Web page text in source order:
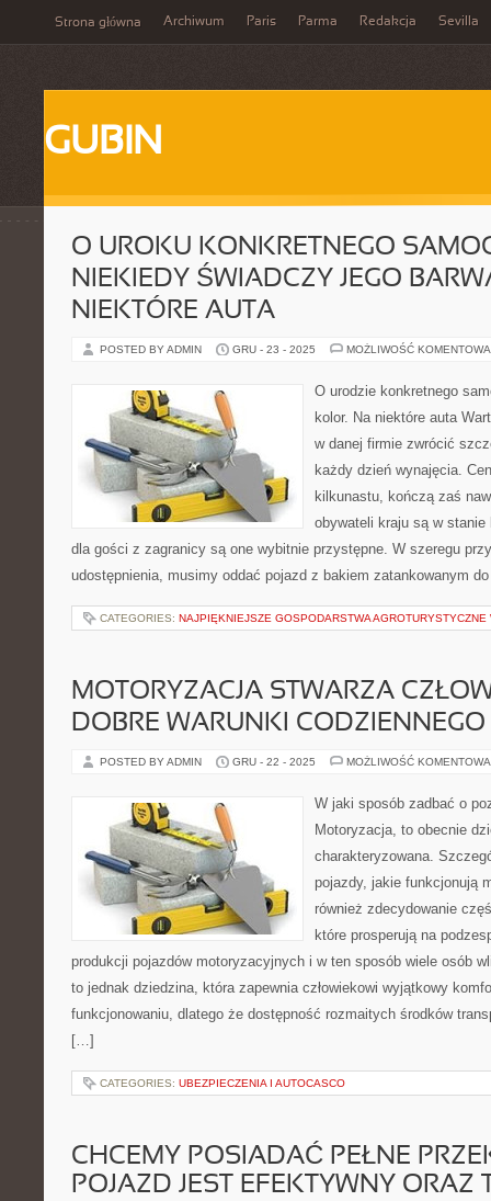
Strona główna Archiwum Paris Parma Redakcja Sevilla
GUBIN
O UROKU KONKRETNEGO
NIEKIEDY ŚWIADCZY JEGO
NIEKTÓRE AUTA
POSTED BY ADMIN GRU - 23 - 2025 MOŻLIWOŚĆ
O urodzie konkretnego
kolor. Na niektóre auta
w danej firmie zwrócić
każdy dzień wynajęcia.
kilkunastu, kończą zaś
obywateli kraju są w
dla gości z zagranicy są one wybitnie przystępne. W szeregu
udostępnienia, musimy oddać pojazd z bakiem zatankowanym
CATEGORIES: NAJPIĘKNIEJSZE GOSPODARSTWA AGROTURYSTYCZNE
MOTORYZACJA STWARZA
DOBRE WARUNKI
POSTED BY ADMIN GRU - 22 - 2025 MOŻLIWOŚĆ
W jaki sposób zadbać o
Motoryzacja, to obecnie
charakteryzowana.
pojazdy, jakie funkcjonują
również zdecydowanie
które prosperują na
produkcji pojazdów motoryzacyjnych i w ten sposób wiele osób
to jednak dziedzina, która zapewnia człowiekowi wyjątkowy
funkcjonowaniu, dlatego że dostępność rozmaitych środków
[…]
CATEGORIES: UBEZPIECZENIA I AUTOCASCO
CHCEMY POSIADAĆ PEŁNE
POJAZD JEST EFEKTYWNY ORAZ